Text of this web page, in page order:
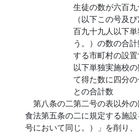
生徒の数が六百
（以下この号及
百九十九人以下
う。）の数の合
する市町村の設
以下単独実施校
て得た数に四分
との合計数
第八条の二第二号の表以外
食法第五条の二に規定する施
号において同じ。）」を削り